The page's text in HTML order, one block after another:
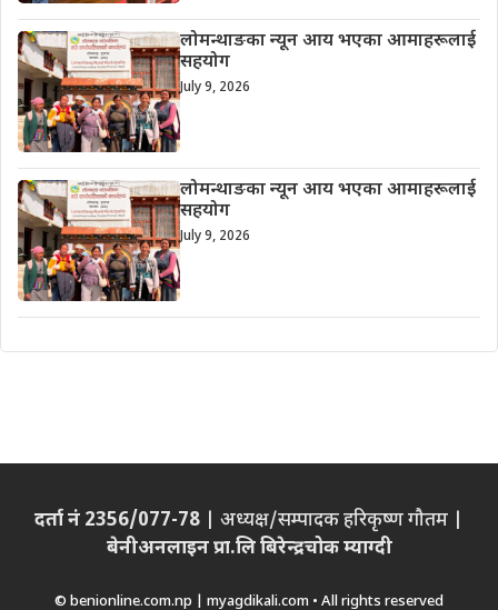
लोमन्थाङका न्यून आय भएका आमाहरूलाई
सहयोग
July 9, 2026
लोमन्थाङका न्यून आय भएका आमाहरूलाई
सहयोग
July 9, 2026
दर्ता नं 2356/077-78 | अध्यक्ष/सम्पादक हरिकृष्ण गौतम |
बेनीअनलाइन प्रा.लि बिरेन्द्रचोक म्याग्दी
© benionline.com.np | myagdikali.com • All rights reserved